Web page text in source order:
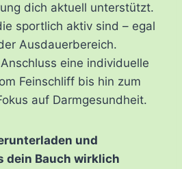
dich aktuell unterstützt.
sportlich aktiv sind – egal
Ausdauerbereich.
eine individuelle
Feinschliff bis hin zum
auf Darmgesundheit.
und
dein Bauch wirklich